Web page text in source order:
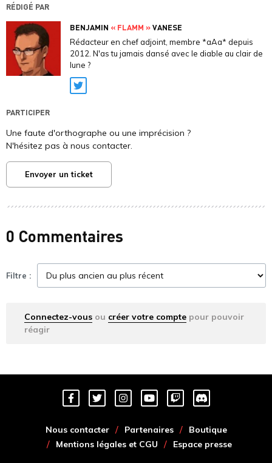
RÉDIGÉ PAR
BENJAMIN « FLAMM »VANESE
Rédacteur en chef adjoint, membre *aAa* depuis
2012. N'as tu jamais dansé avec le diable au clair de
lune ?
Twitter
PARTICIPER
Une faute d'orthographe ou une imprécision ?
N'hésitez pas à nous contacter.
Envoyer un ticket
0 Commentaires
Filtre :
Connectez-vous ou créer votre compte pour pouvoir
réagir
Nous contacter Partenaires
Boutique
Mentions légales et CGU
Espace presse